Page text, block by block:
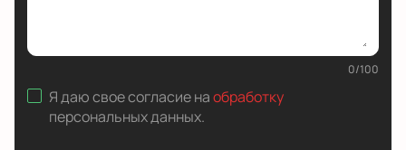
0/100
Я даю свое согласие наобработку
персональных данных.